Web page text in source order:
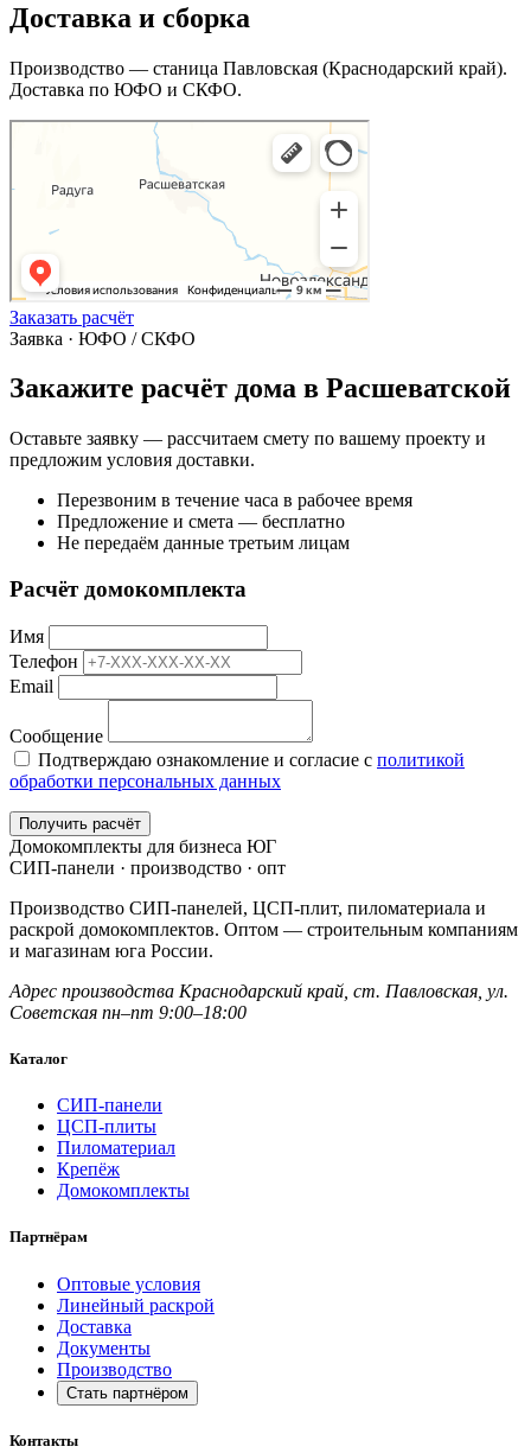
Доставка и сборка
Производство — станица Павловская (Краснодарский край).
Доставка по ЮФО и СКФО.
Заказать расчёт
Заявка · ЮФО / СКФО
Закажите расчёт дома в Расшеватской
Оставьте заявку — рассчитаем смету по вашему проекту и
предложим условия доставки.
Перезвоним в течение часа в рабочее время
Предложение и смета — бесплатно
Не передаём данные третьим лицам
Расчёт домокомплекта
Имя
Телефон
Email
Сообщение
Подтверждаю ознакомление и согласие с политикой
обработки персональных данных
Получить расчёт
Домокомплекты для бизнеса ЮГ
СИП-панели · производство · опт
Производство СИП-панелей, ЦСП-плит, пиломатериала и
раскрой домокомплектов. Оптом — строительным компаниям
и магазинам юга России.
Адрес производства Краснодарский край, ст. Павловская, ул.
Советская пн–пт 9:00–18:00
Каталог
СИП-панели
ЦСП-плиты
Пиломатериал
Крепёж
Домокомплекты
Партнёрам
Оптовые условия
Линейный раскрой
Доставка
Документы
Производство
Стать партнёром
Контакты